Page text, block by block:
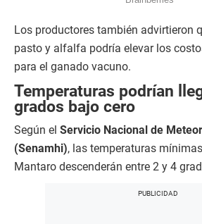
Los productores también advirtieron
pasto y alfalfa podría elevar los
para el ganado vacuno.
Temperaturas podrían
grados bajo cero
Según el Servicio Nacional de
(Senamhi), las temperaturas
Mantaro descenderán entre 2 y 4